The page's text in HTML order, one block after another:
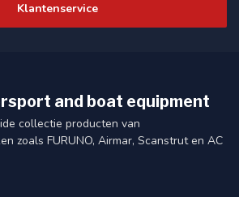
Klantenservice
and boat equipment
collectie producten van
zoals FURUNO, Airmar, Scanstrut en AC